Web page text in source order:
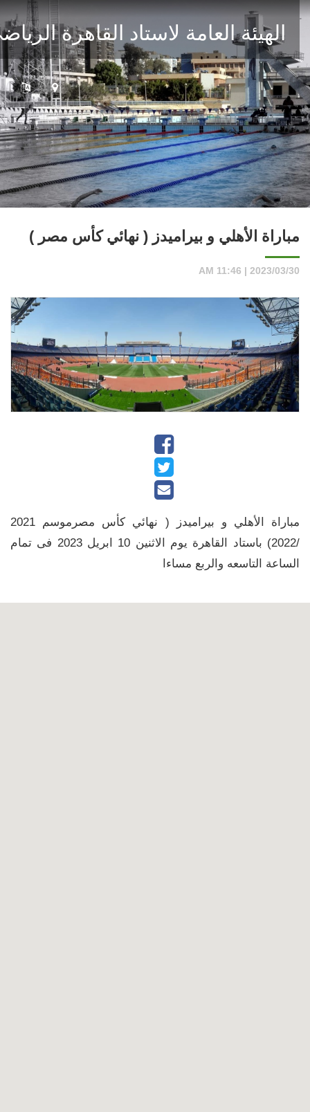
الهيئة العامة لاستاد القاهرة
مباراة الأهلي و بيراميدز ( نهائي كأس مصر )
2023/03/30 | 11:46 AM
مباراة الأهلي و بيراميدز ( نهائي كأس مصرموسم 2021
/2022) باستاد القاهرة يوم الاثنين 10 ابريل 2023 فى تمام
الساعة التاسعه والربع مساءا